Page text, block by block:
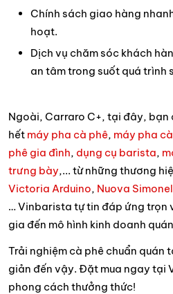
Chính sách giao hàng
hoạt.
Dịch vụ chăm sóc khách
an tâm trong suốt quá trình
Ngoài, Carraro C+, tại đây, bạn
hết máy pha cà phê, máy pha
phê gia đình, dụng cụ barista,
trưng bày,... từ những thương
Victoria Arduino, Nuova
… Vinbarista tự tin đáp ứng trọn
gia đến mô hình kinh doanh
Trải nghiệm cà phê chuẩn quán
giản đến vậy. Đặt mua ngay tại
phong cách thưởng thức!